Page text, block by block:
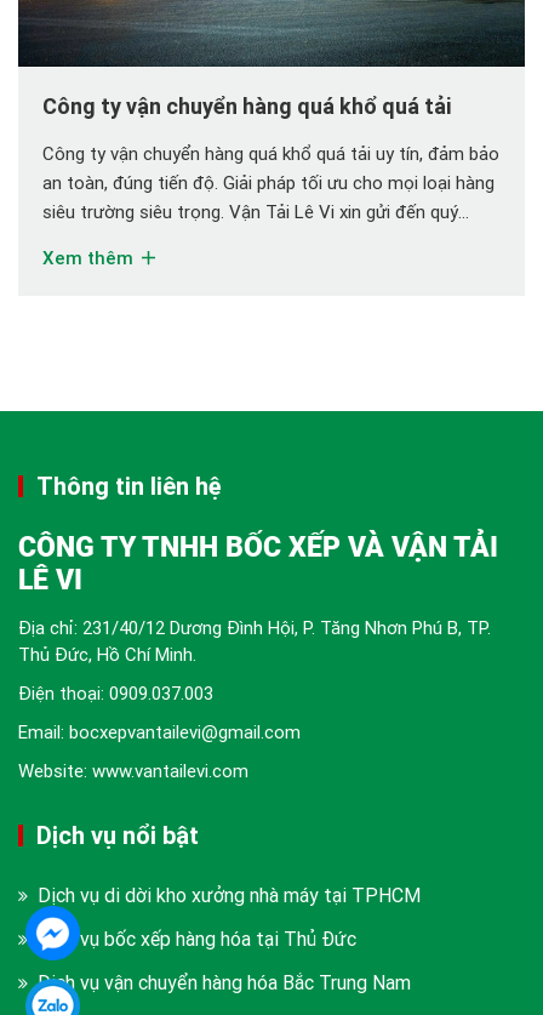
Công ty vận chuyển hàng quá khổ quá tải
Công ty vận chuyển hàng quá khổ quá tải uy tín, đảm bảo
an toàn, đúng tiến độ. Giải pháp tối ưu cho mọi loại hàng
siêu trường siêu trọng. Vận Tải Lê Vi xin gửi đến quý
quá khổ quá tải, một trong […]
Xem thêm
Thông tin liên hệ
CÔNG TY TNHH BỐC XẾP VÀ VẬN TẢI
LÊ VI
Địa chỉ: 231/40/12 Dương Đình Hội, P. Tăng Nhơn Phú B, TP.
Thủ Đức, Hồ Chí Minh.
Điện thoại: 0909.037.003
Email: bocxepvantailevi@gmail.com
Website: www.vantailevi.com
Dịch vụ nổi bật
Dịch vụ di dời kho xưởng nhà máy tại TPHCM
Dịch vụ bốc xếp hàng hóa tại Thủ Đức
Dịch vụ vận chuyển hàng hóa Bắc Trung Nam